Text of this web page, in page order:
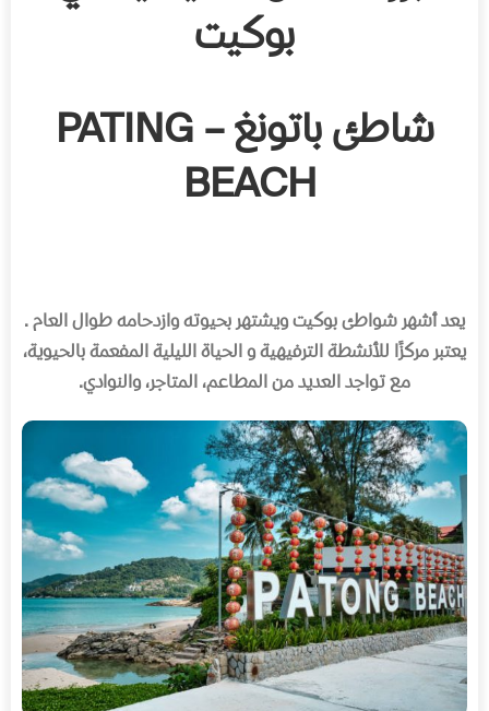
بوكيت
شاطئ باتونغ – PATING
BEACH
يعد أشهر شواطئ بوكيت ويشتهر بحيوته وازدحامه طوال العام.
يعتبر مركزًا للأنشطة الترفيهية و الحياة الليلية المفعمة بالحيوية،
مع تواجد العديد من المطاعم، المتاجر، والنوادي.